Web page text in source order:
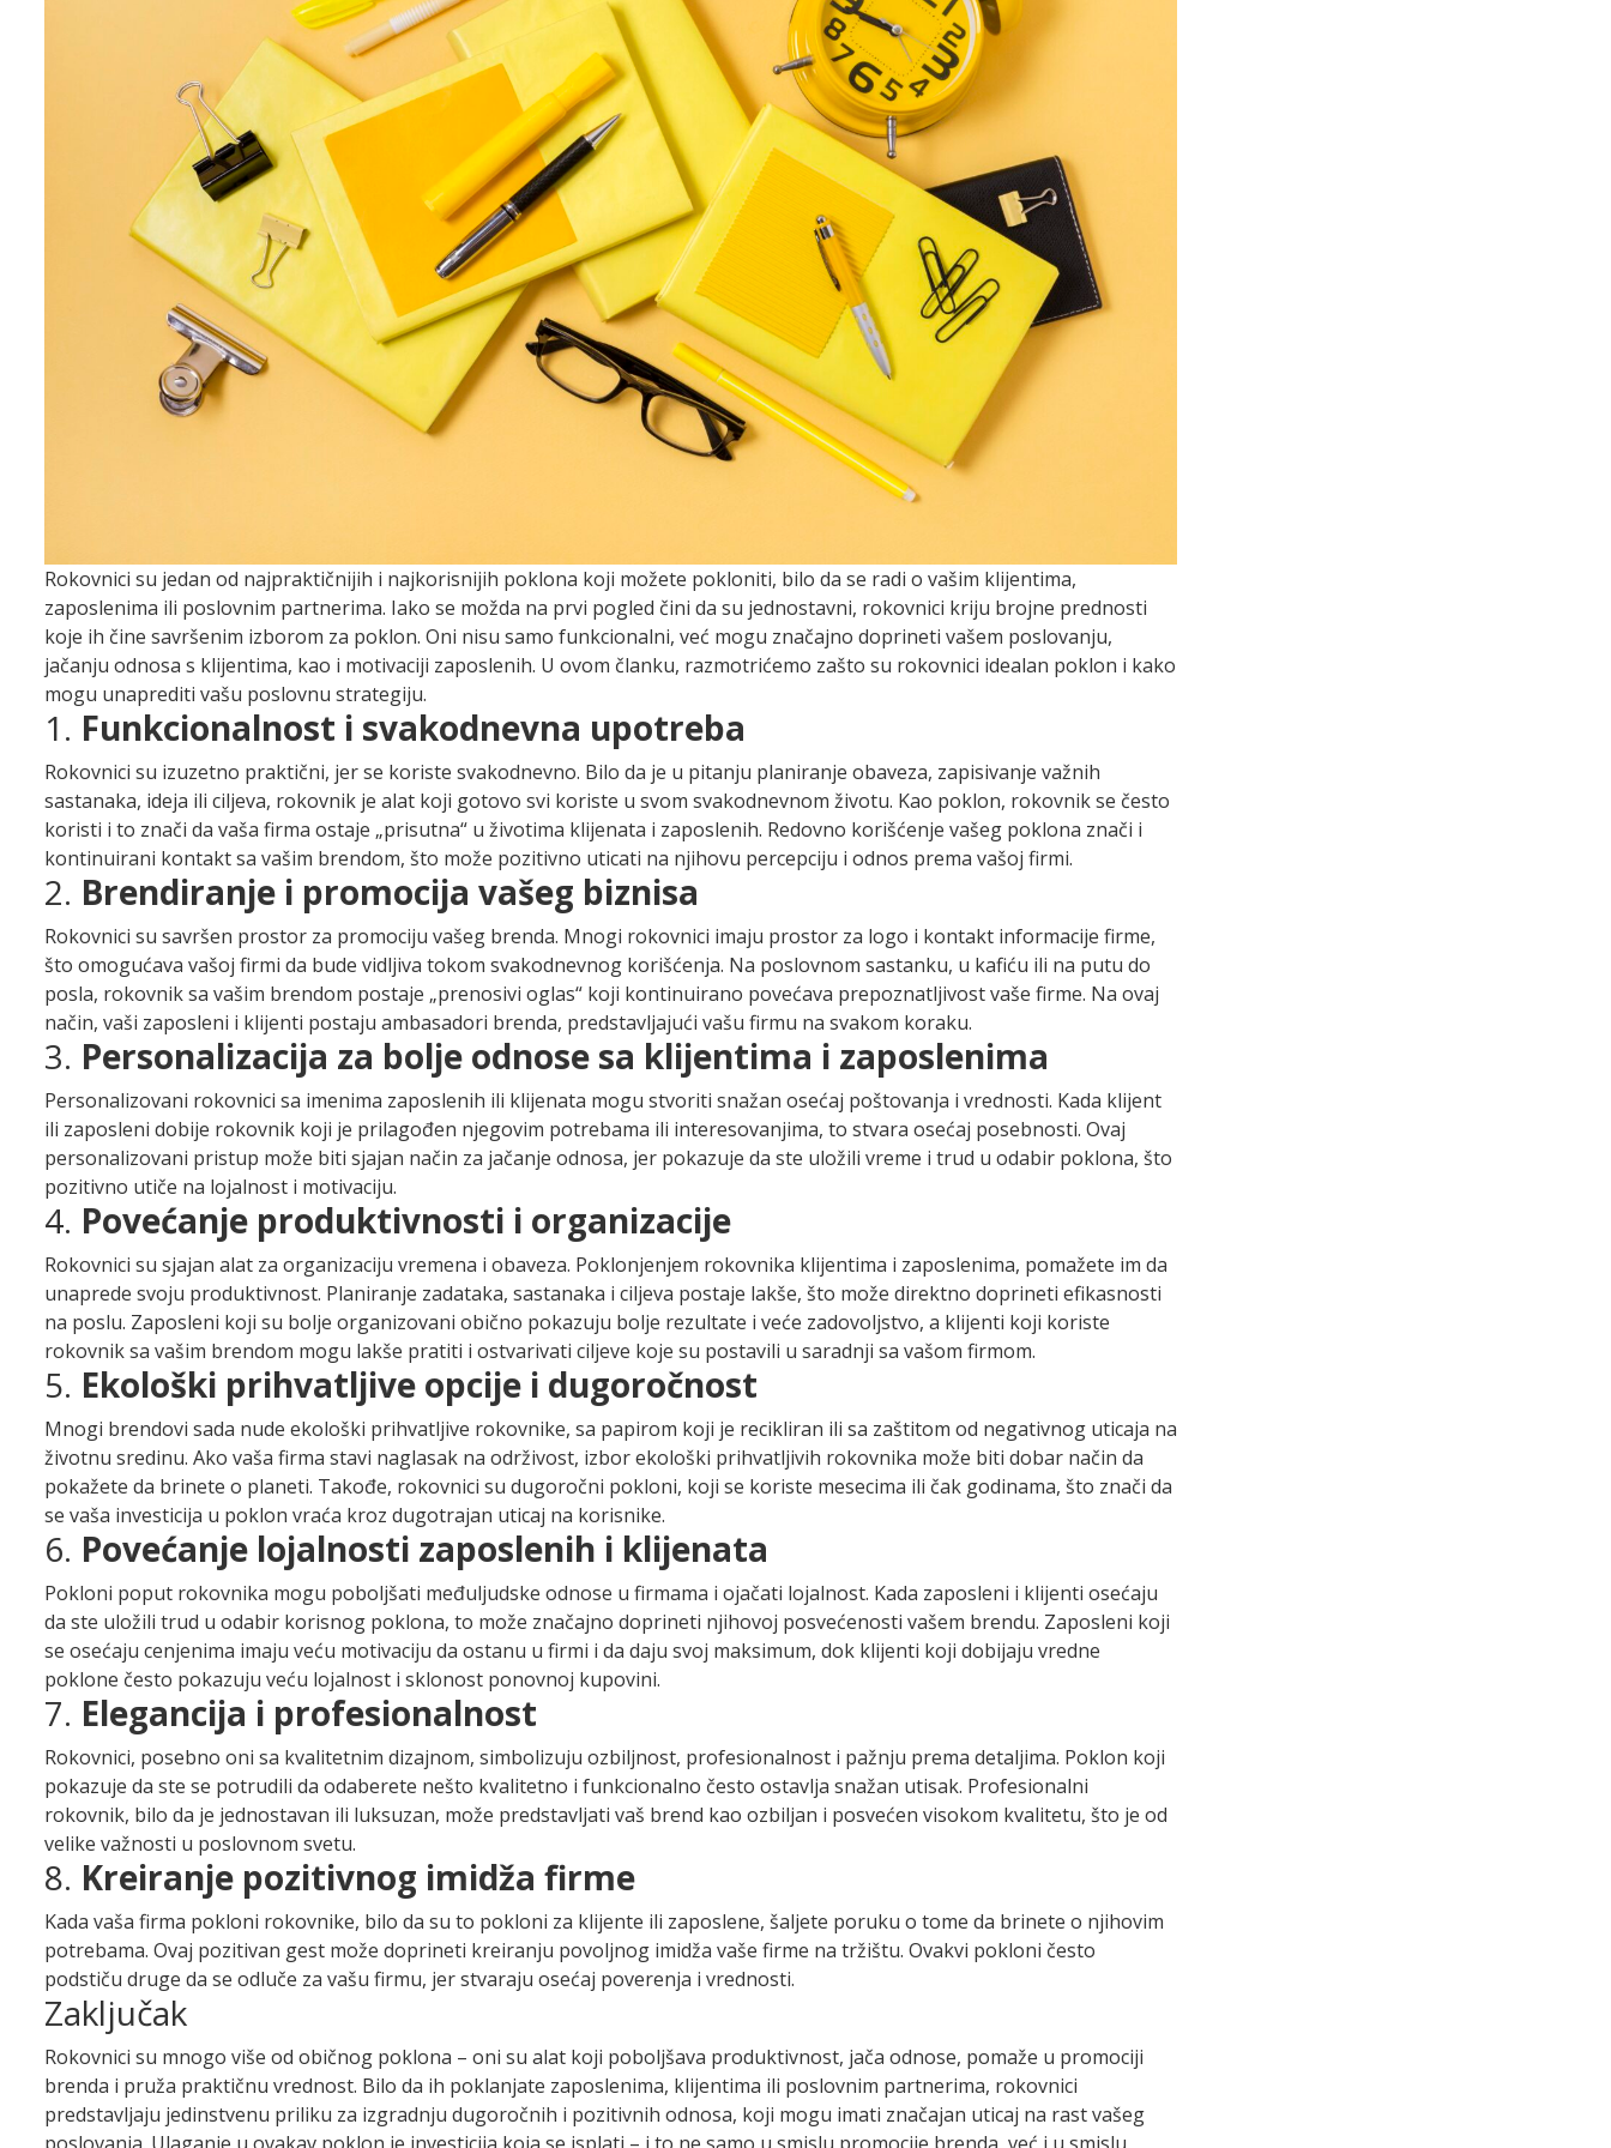
Rokovnici su jedan od najpraktičnijih i najkorisnijih poklona koji možete pokloniti, bilo da se radi o vašim klijentima,
zaposlenima ili poslovnim partnerima. Iako se možda na prvi pogled čini da su jednostavni, rokovnici kriju brojne prednosti
koje ih čine savršenim izborom za poklon. Oni nisu samo funkcionalni, već mogu značajno doprineti vašem poslovanju,
jačanju odnosa s klijentima, kao i motivaciji zaposlenih. U ovom članku, razmotrićemo zašto su rokovnici idealan poklon i kako
mogu unaprediti vašu poslovnu strategiju.
1. Funkcionalnost i svakodnevna upotreba
Rokovnici su izuzetno praktični, jer se koriste svakodnevno. Bilo da je u pitanju planiranje obaveza, zapisivanje važnih
sastanaka, ideja ili ciljeva, rokovnik je alat koji gotovo svi koriste u svom svakodnevnom životu. Kao poklon, rokovnik se često
koristi i to znači da vaša firma ostaje „prisutna“ u životima klijenata i zaposlenih. Redovno korišćenje vašeg poklona znači i
kontinuirani kontakt sa vašim brendom, što može pozitivno uticati na njihovu percepciju i odnos prema vašoj firmi.
2. Brendiranje i promocija vašeg biznisa
Rokovnici su savršen prostor za promociju vašeg brenda. Mnogi rokovnici imaju prostor za logo i kontakt informacije firme,
što omogućava vašoj firmi da bude vidljiva tokom svakodnevnog korišćenja. Na poslovnom sastanku, u kafiću ili na putu do
posla, rokovnik sa vašim brendom postaje „prenosivi oglas“ koji kontinuirano povećava prepoznatljivost vaše firme. Na ovaj
način, vaši zaposleni i klijenti postaju ambasadori brenda, predstavljajući vašu firmu na svakom koraku.
3. Personalizacija za bolje odnose sa klijentima i zaposlenima
Personalizovani rokovnici sa imenima zaposlenih ili klijenata mogu stvoriti snažan osećaj poštovanja i vrednosti. Kada klijent
ili zaposleni dobije rokovnik koji je prilagođen njegovim potrebama ili interesovanjima, to stvara osećaj posebnosti. Ovaj
personalizovani pristup može biti sjajan način za jačanje odnosa, jer pokazuje da ste uložili vreme i trud u odabir poklona, što
pozitivno utiče na lojalnost i motivaciju.
4. Povećanje produktivnosti i organizacije
Rokovnici su sjajan alat za organizaciju vremena i obaveza. Poklonjenjem rokovnika klijentima i zaposlenima, pomažete im da
unaprede svoju produktivnost. Planiranje zadataka, sastanaka i ciljeva postaje lakše, što može direktno doprineti efikasnosti
na poslu. Zaposleni koji su bolje organizovani obično pokazuju bolje rezultate i veće zadovoljstvo, a klijenti koji koriste
rokovnik sa vašim brendom mogu lakše pratiti i ostvarivati ciljeve koje su postavili u saradnji sa vašom firmom.
5. Ekološki prihvatljive opcije i dugoročnost
Mnogi brendovi sada nude ekološki prihvatljive rokovnike, sa papirom koji je recikliran ili sa zaštitom od negativnog uticaja na
životnu sredinu. Ako vaša firma stavi naglasak na održivost, izbor ekološki prihvatljivih rokovnika može biti dobar način da
pokažete da brinete o planeti. Takođe, rokovnici su dugoročni pokloni, koji se koriste mesecima ili čak godinama, što znači da
se vaša investicija u poklon vraća kroz dugotrajan uticaj na korisnike.
6. Povećanje lojalnosti zaposlenih i klijenata
Pokloni poput rokovnika mogu poboljšati međuljudske odnose u firmama i ojačati lojalnost. Kada zaposleni i klijenti osećaju
da ste uložili trud u odabir korisnog poklona, to može značajno doprineti njihovoj posvećenosti vašem brendu. Zaposleni koji
se osećaju cenjenima imaju veću motivaciju da ostanu u firmi i da daju svoj maksimum, dok klijenti koji dobijaju vredne
poklone često pokazuju veću lojalnost i sklonost ponovnoj kupovini.
7. Elegancija i profesionalnost
Rokovnici, posebno oni sa kvalitetnim dizajnom, simbolizuju ozbiljnost, profesionalnost i pažnju prema detaljima. Poklon koji
pokazuje da ste se potrudili da odaberete nešto kvalitetno i funkcionalno često ostavlja snažan utisak. Profesionalni
rokovnik, bilo da je jednostavan ili luksuzan, može predstavljati vaš brend kao ozbiljan i posvećen visokom kvalitetu, što je od
velike važnosti u poslovnom svetu.
8. Kreiranje pozitivnog imidža firme
Kada vaša firma pokloni rokovnike, bilo da su to pokloni za klijente ili zaposlene, šaljete poruku o tome da brinete o njihovim
potrebama. Ovaj pozitivan gest može doprineti kreiranju povoljnog imidža vaše firme na tržištu. Ovakvi pokloni često
podstiču druge da se odluče za vašu firmu, jer stvaraju osećaj poverenja i vrednosti.
Zaključak
Rokovnici su mnogo više od običnog poklona – oni su alat koji poboljšava produktivnost, jača odnose, pomaže u promociji
brenda i pruža praktičnu vrednost. Bilo da ih poklanjate zaposlenima, klijentima ili poslovnim partnerima, rokovnici
predstavljaju jedinstvenu priliku za izgradnju dugoročnih i pozitivnih odnosa, koji mogu imati značajan uticaj na rast vašeg